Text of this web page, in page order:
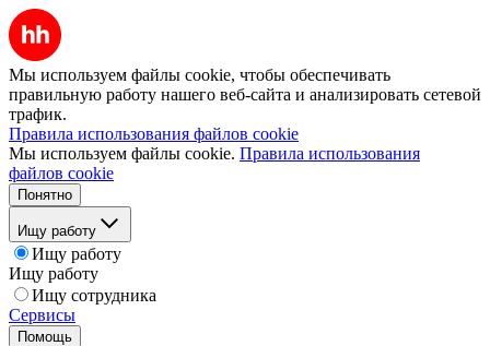
Мы используем файлы cookie, чтобы обеспечивать
правильную работу нашего веб-сайта и анализировать сетевой
трафик.
Правила использования файлов cookie
Мы используем файлы cookie. Правила использования
файлов cookie
Понятно
Ищу работу
Ищу работу
Ищу работу
Ищу сотрудника
Сервисы
Помощь